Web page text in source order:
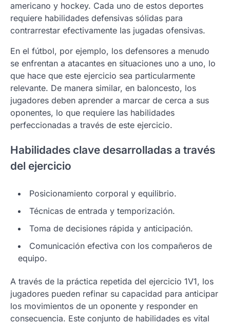
americano y hockey. Cada uno de estos deportes
requiere habilidades defensivas sólidas para
contrarrestar efectivamente las jugadas ofensivas.
En el fútbol, por ejemplo, los defensores a menudo
se enfrentan a atacantes en situaciones uno a uno, lo
que hace que este ejercicio sea particularmente
relevante. De manera similar, en baloncesto, los
jugadores deben aprender a marcar de cerca a sus
oponentes, lo que requiere las habilidades
perfeccionadas a través de este ejercicio.
Habilidades clave desarrolladas a través
del ejercicio
Posicionamiento corporal y equilibrio.
Técnicas de entrada y temporización.
Toma de decisiones rápida y anticipación.
Comunicación efectiva con los compañeros de
equipo.
A través de la práctica repetida del ejercicio 1V1, los
jugadores pueden refinar su capacidad para anticipar
los movimientos de un oponente y responder en
consecuencia. Este conjunto de habilidades es vital